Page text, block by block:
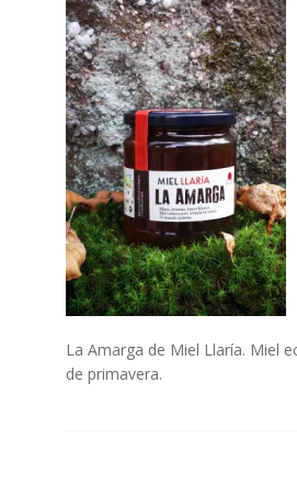
Mi cuenta
Politica de
POLÍTICA DE PRIVACIDAD
Quiénes Somos
Tienda Online
La Amarga de Miel Llaría. Miel
de primavera.